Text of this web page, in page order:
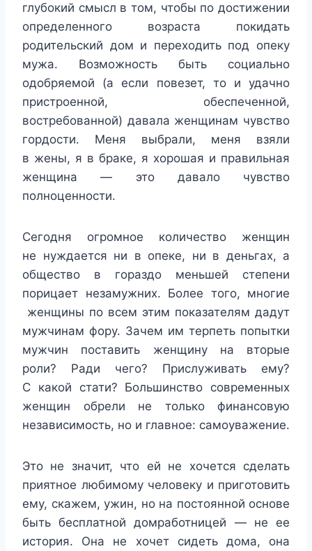
глубокий смысл в том, чтобы по достижении
определенного возраста покидать
родительский дом и переходить под опеку
мужа. Возможность быть социально
одобряемой (а если повезет, то и удачно
пристроенной, обеспеченной,
востребованной) давала женщинам чувство
гордости. Меня выбрали, меня взяли
в жены, я в браке, я хорошая и правильная
женщина — это давало чувство
полноценности.
Сегодня огромное количество женщин
не нуждается ни в опеке, ни в деньгах, а
общество в гораздо меньшей степени
порицает незамужних. Более того, многие
женщины по всем этим показателям дадут
мужчинам фору. Зачем им терпеть попытки
мужчин поставить женщину на вторые
роли? Ради чего? Прислуживать ему?
С какой стати? Большинство современных
женщин обрели не только финансовую
независимость, но и главное: самоуважение.
Это не значит, что ей не хочется сделать
приятное любимому человеку и приготовить
ему, скажем, ужин, но на постоянной основе
быть бесплатной домработницей — не ее
история. Она не хочет сидеть дома, она